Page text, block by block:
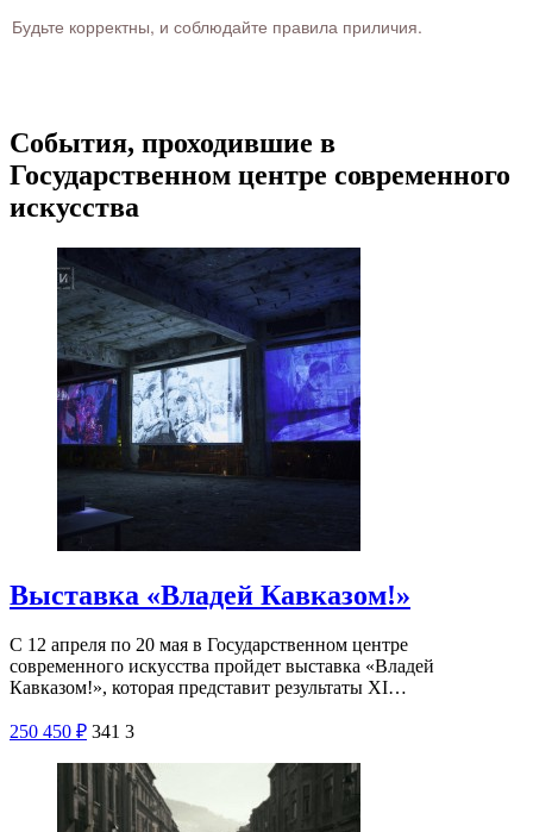
Будьте корректны, и соблюдайте правила приличия.
События, проходившие в
Государственном центре современного
искусства
Выставка «Владей Кавказом!»
С 12 апреля по 20 мая в Государственном центре
современного искусства пройдет выставка «Владей
Кавказом!», которая представит результаты XI…
250 450 ₽ 341 3